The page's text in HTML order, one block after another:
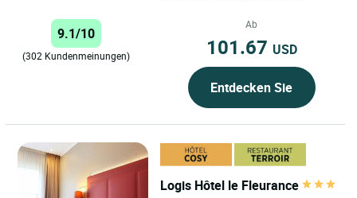
außergewöhnlichen Umgebung
9.1/10
(302 Kundenmeinungen)
Ab
101.67 USD
Entdecken Sie
Logis Hôtel le Fleurance